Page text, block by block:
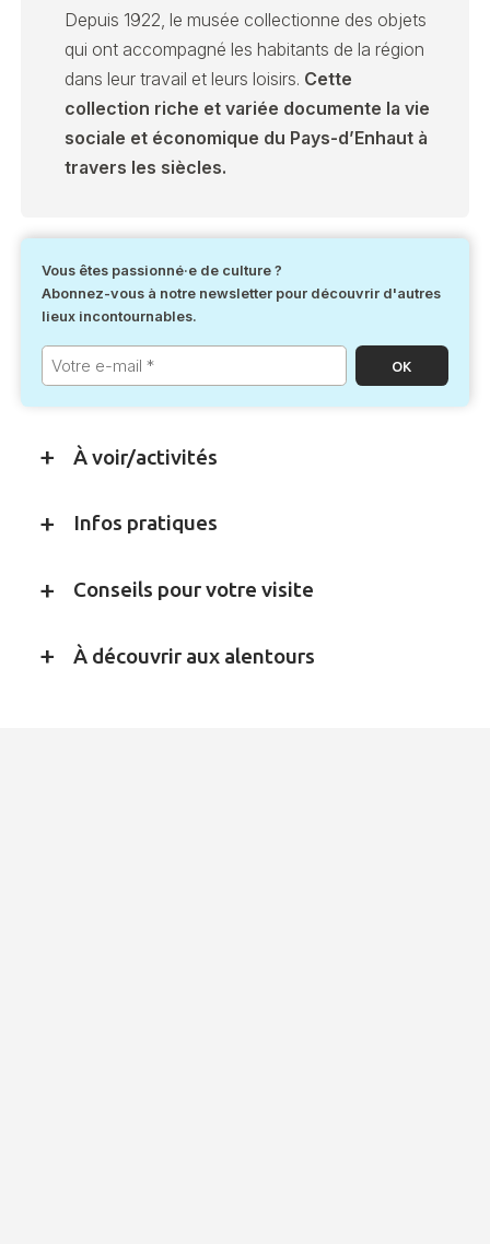
Depuis 1922, le musée collectionne des objets
qui ont accompagné les habitants de la région
dans leur travail et leurs loisirs. Cette
collection riche et variée documente la vie
sociale et économique du Pays-d’Enhaut à
travers les siècles.
Vous êtes passionné·e de culture ?
Abonnez-vous à notre newsletter pour découvrir d'autres
lieux incontournables.
Votre
e-
mail
À voir/activités
Infos pratiques
Conseils pour votre visite
À découvrir aux alentours